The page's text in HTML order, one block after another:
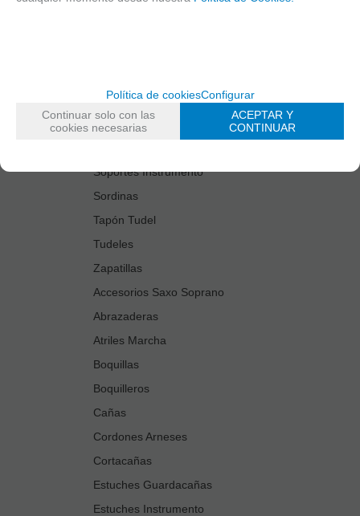
Estuches Guardacañas
Limpiadores
Protectores Boquilla
Soportes Instrumento
Sordinas
Tapón Tudel
Tudeles
Zapatillas
Accesorios Saxo Soprano
Abrazaderas
Atriles Marcha
Boquillas
Boquilleros
Cañas
Cordones Arneses
Cortacañas
Estuches Guardacañas
Estuches Instrumento
Política de cookiesConfigurar
Continuar solo con las
cookies necesarias
ACEPTAR Y
CONTINUAR